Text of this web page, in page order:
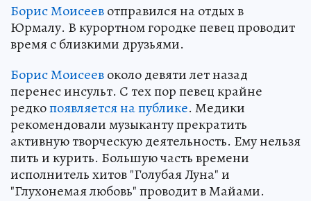
Борис Моисеевотправился на отдых в
Юрмалу. В курортном городке певец проводит
время с близкими друзьями.
Борис Моисеевоколо девяти лет назад
перенес инсульт. С тех пор певец крайне
редкопоявляется на публике. Медики
рекомендовали музыканту прекратить
активную творческую деятельность. Ему нельзя
пить и курить. Большую часть времени
исполнитель хитов "Голубая Луна" и
"Глухонемая любовь" проводит в Майами.